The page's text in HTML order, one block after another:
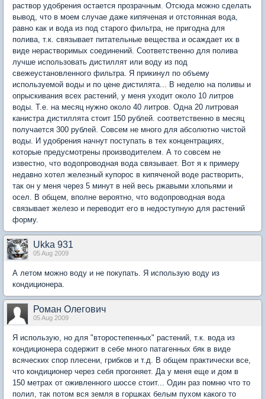
раствор удобрения остается прозрачным. Отсюда можно сделать
вывод, что в моем случае даже кипяченая и отстоянная вода,
равно как и вода из под старого фильтра, не пригодна для
полива, т.к. связывает питательные вещества и осаждает их в
виде нерастворимых соединений. Соответственно для полива
лучше использовать дистиллят или воду из под
свежеустановленного фильтра. Я прикинул по объему
используемой воды и по цене дистилята... В неделю на поливы и
опрыскивания всех растений, у меня уходит около 10 литров
воды. Т.е. на месяц нужно около 40 литров. Одна 20 литровая
канистра дистиллята стоит 150 рублей. соответственно в месяц
получается 300 рублей. Совсем не много для абсолютно чистой
воды. И удобрения начнут поступать в тех концентрациях,
которые предусмотрены производителем. А то совсем не
известно, что водопроводная вода связывает. Вот я к примеру
недавно хотел железный купорос в кипяченой воде растворить,
так он у меня через 5 минут в ней весь ржавыми хлопьями и
осел. В общем, вполне вероятно, что водопроводная вода
связывает железо и переводит его в недоступную для растений
форму.
Ukka 931
05 Aug 2009
А летом можно воду и не покупать. Я использую воду из
кондиционера.
Роман Олегович
05 Aug 2009
Я использую, но для "второстепенных" растений, т.к. вода из
кондиционера содержит в себе много патагенных бяк в виде
всяческих спор плесени, грибков и т.д. В общем практически все,
что кондиционер через себя прогоняет. Да у меня еще и дом в
150 метрах от оживленного шоссе стоит... Один раз помню что то
полил, так потом вся земля в горшках белым пухом какого то